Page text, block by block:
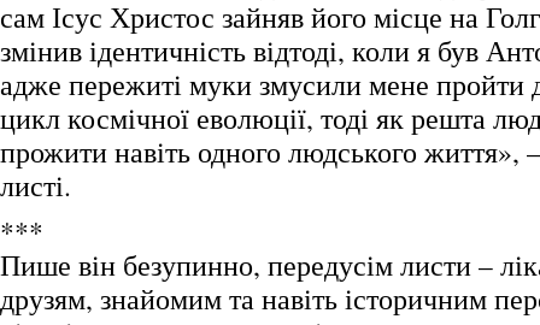
сам Ісус Христос зайняв його місце на
змінив ідентичність відтоді, коли я був
адже пережиті муки змусили мене пройти
цикл космічної еволюції, тоді як решта
прожити навіть одного людського життя»,
листі.
***
Пише він безупинно, передусім листи –
друзям, знайомим та навіть історичним